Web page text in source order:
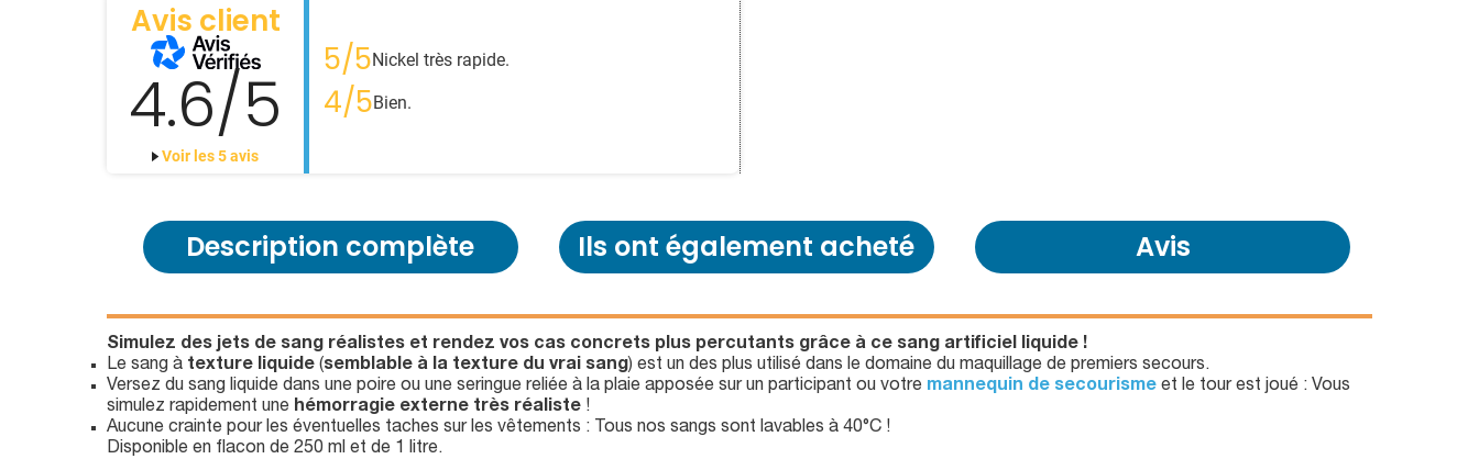
Avis client
4.6/5
Voir les 5 avis
5/5Nickel très rapide.
4/5Bien.
Description complète Ils ont également acheté Avis
Simulez des jets de sang réalistes et rendez vos cas concrets plus percutants grâce à ce sang artificiel liquide !
Le sang à texture liquide (semblable à la texture du vrai sang) est un des plus utilisé dans le domaine du maquillage de premiers secours.
Versez du sang liquide dans une poire ou une seringue reliée à la plaie apposée sur un participant ou votre mannequin de secourisme et le tour est joué : Vous
simulez rapidement une hémorragie externe très réaliste !
Aucune crainte pour les éventuelles taches sur les vêtements : Tous nos sangs sont lavables à 40°C !
Disponible en flacon de 250 ml et de 1 litre.